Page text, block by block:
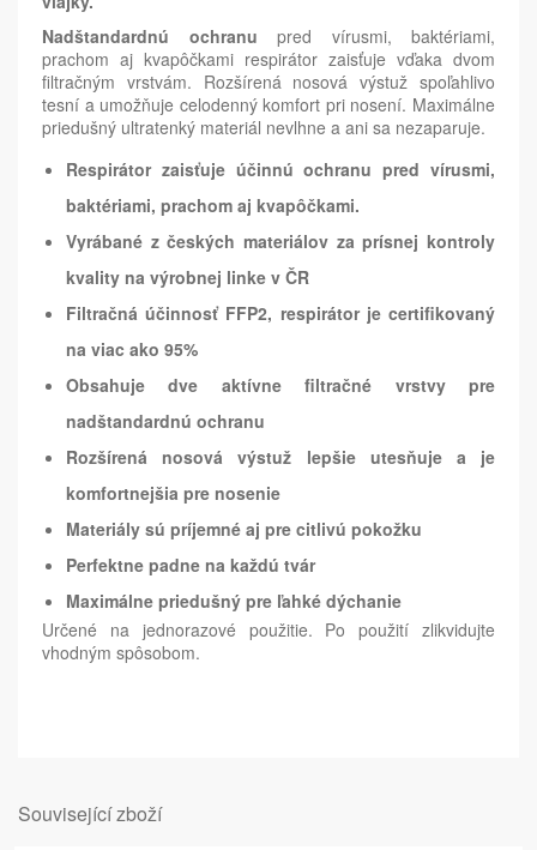
Nadštandardnú ochranu pred vírusmi, baktériami,
prachom aj kvapôčkami respirátor zaisťuje vďaka dvom
filtračným vrstvám. Rozšírená nosová výstuž spoľahlivo
tesní a umožňuje celodenný komfort pri nosení. Maximálne
priedušný ultratenký materiál nevlhne a ani sa nezaparuje.
Respirátor zaisťuje účinnú ochranu pred vírusmi,
baktériami, prachom aj kvapôčkami.
Vyrábané z českých materiálov za prísnej kontroly
kvality na výrobnej linke v ČR
Filtračná účinnosť FFP2, respirátor je certifikovaný
na viac ako 95%
Obsahuje dve aktívne filtračné vrstvy pre
nadštandardnú ochranu
Rozšírená nosová výstuž lepšie utesňuje a je
komfortnejšia pre nosenie
Materiály sú príjemné aj pre citlivú pokožku
Perfektne padne na každú tvár
Maximálne priedušný pre ľahké dýchanie
Určené na jednorazové použitie. Po použití zlikvidujte
vhodným spôsobom.
Související zboží